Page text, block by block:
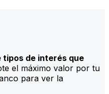
de interés que
el máximo valor por tu
para ver la